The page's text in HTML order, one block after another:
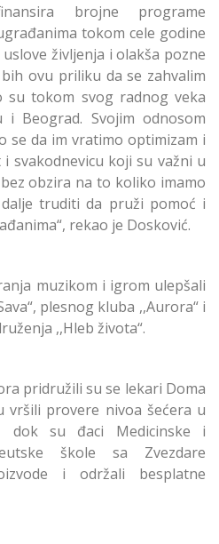
brojne programe
tokom cele godine
življenja i olakša pozne
ovu priliku da se zahvalim
su tokom svog radnog veka
Beograd. Svojim odnosom
se da im vratimo optimizam i
svakodnevicu koji su važni u
obzira na to koliko imamo
truditi da pruži pomoć i
rekao je Dosković.
muzikom i igrom ulepšali
plesnog kluba ,,Aurora“ i
,,Hleb života“.
pridružili su se lekari Doma
vršili provere nivoa šećera u
su đaci Medicinske i
škole sa Zvezdare
i održali besplatne